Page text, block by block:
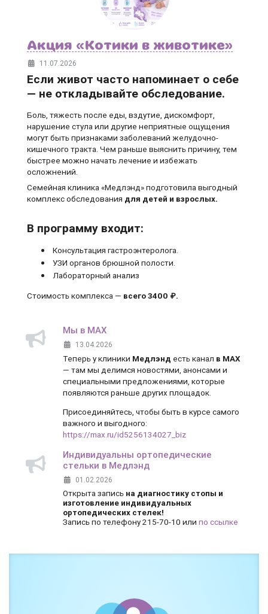
Акция «Котики в животике»
11.07.2026
Если живот часто напоминает о себе
— не откладывайте обследование.
Боль, тяжесть после еды, вздутие, дискомфорт,
нарушение стула или другие неприятные ощущения
могут быть признаками заболеваний желудочно-
кишечного тракта. Чем раньше выяснить причину, тем
быстрее можно начать лечение и избежать
осложнений.
Семейная клиника «Медлэнд» подготовила выгодный
комплекс обследования для детей и взрослых.
В программу входит:
Консультация гастроэнтеролога.
УЗИ органов брюшной полости.
Лабораторный анализ
Стоимость комплекса — всего 3400 ₽.
Мы в MAX
13.04.2026
Теперь у клиники Медлэнд есть канал в MAX
— там мы делимся новостями, анонсами и
специальными предложениями, которые
появляются раньше других площадок.
Присоединяйтесь, чтобы быть в курсе самого
важного и выгодного:
https://max.ru/id5256134027_biz
Индивидуальны ортопедические
стельки в Медлэнд
01.02.2026
Открыта запись на диагностику стопы и
изготовление индивидуальных
ортопедических стелек!
Запись по телефону 215-70-10 или по ссылке